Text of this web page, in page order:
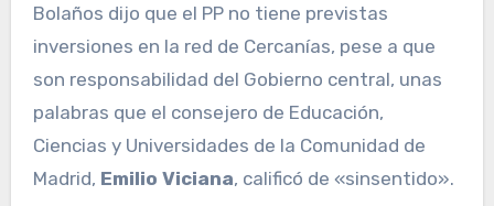
Bolaños dijo que el PP no tiene previstas
inversiones en la red de Cercanías, pese a que
son responsabilidad del Gobierno central, unas
palabras que el consejero de Educación,
Ciencias y Universidades de la Comunidad de
Madrid, Emilio Viciana, calificó de «sinsentido».